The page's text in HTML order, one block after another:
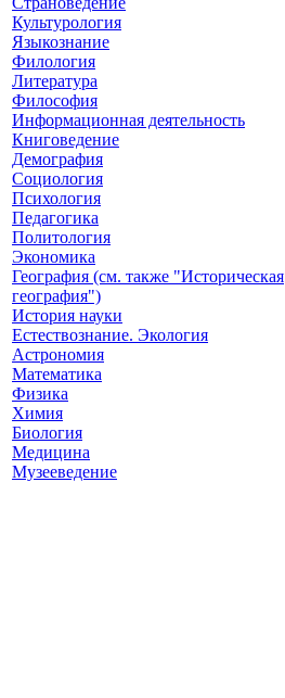
Культурология
Языкознание
Филология
Литература
Философия
Информационная деятельность
Книговедение
Демография
Социология
Психология
Педагогика
Политология
Экономика
География (см. также "Историческая
география")
История науки
Естествознание. Экология
Астрономия
Математика
Физика
Химия
Биология
Медицина
Музееведение